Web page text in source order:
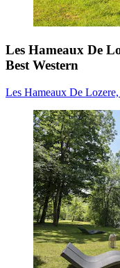
Les Hameaux De
Best Western
Les Hameaux De